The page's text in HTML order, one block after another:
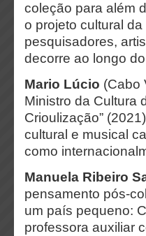
coleção para além
o projeto cultural
pesquisadores,
decorre ao longo
Mario Lúcio (Cabo
Ministro da Cultura
Crioulização”
cultural e musical
como
Manuela Ribeiro
pensamento pós-
um país pequeno:
professora auxiliar